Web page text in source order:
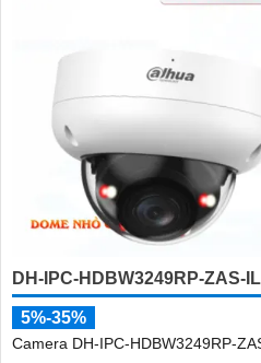
DH-IPC-HDBW3249RP-ZAS-
5%-35%
Camera DH-IPC-HDBW3249RP-